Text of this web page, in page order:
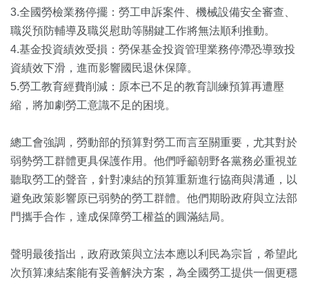
3.全國勞檢業務停擺：勞工申訴案件、機械設備安全審查、
職災預防輔導及職災慰助等關鍵工作將無法順利推動。
4.基金投資績效受損：勞保基金投資管理業務停滯恐導致投
資績效下滑，進而影響國民退休保障。
5.勞工教育經費削減：原本已不足的教育訓練預算再遭壓
縮，將加劇勞工意識不足的困境。
總工會強調，勞動部的預算對勞工而言至關重要，尤其對於
弱勢勞工群體更具保護作用。他們呼籲朝野各黨務必重視並
聽取勞工的聲音，針對凍結的預算重新進行協商與溝通，以
避免政策影響原已弱勢的勞工群體。他們期盼政府與立法部
門攜手合作，達成保障勞工權益的圓滿結局。
聲明最後指出，政府政策與立法本應以利民為宗旨，希望此
次預算凍結案能有妥善解決方案，為全國勞工提供一個更穩